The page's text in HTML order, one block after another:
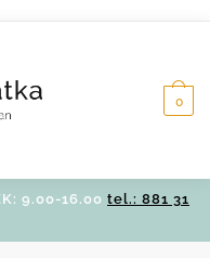
0
9.00-16.00 tel.: 881 31